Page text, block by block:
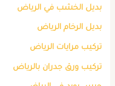
بديل الخشب في الرياض
بديل الرخام الرياض
تركيب مرايات الرياض
تركيب ورق جدران بالرياض